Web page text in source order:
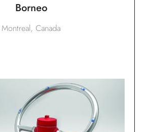
Borneo
Montreal, Canada